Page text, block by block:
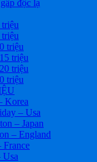
độc lạ
triệu
triệu
triệu
triệu
Korea
– Usa
– Japan
– England
Usa